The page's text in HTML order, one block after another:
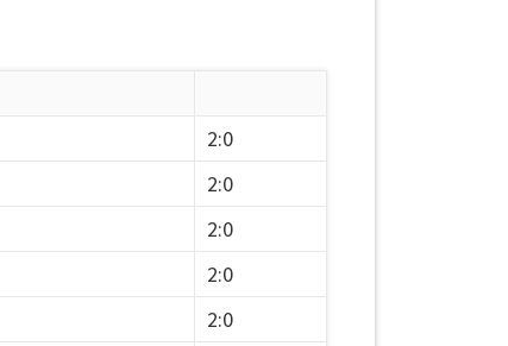
2:0
2:0
2:0
2:0
2:0